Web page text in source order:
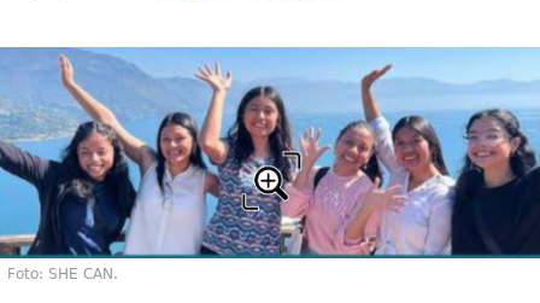
Foto: SHE CAN.